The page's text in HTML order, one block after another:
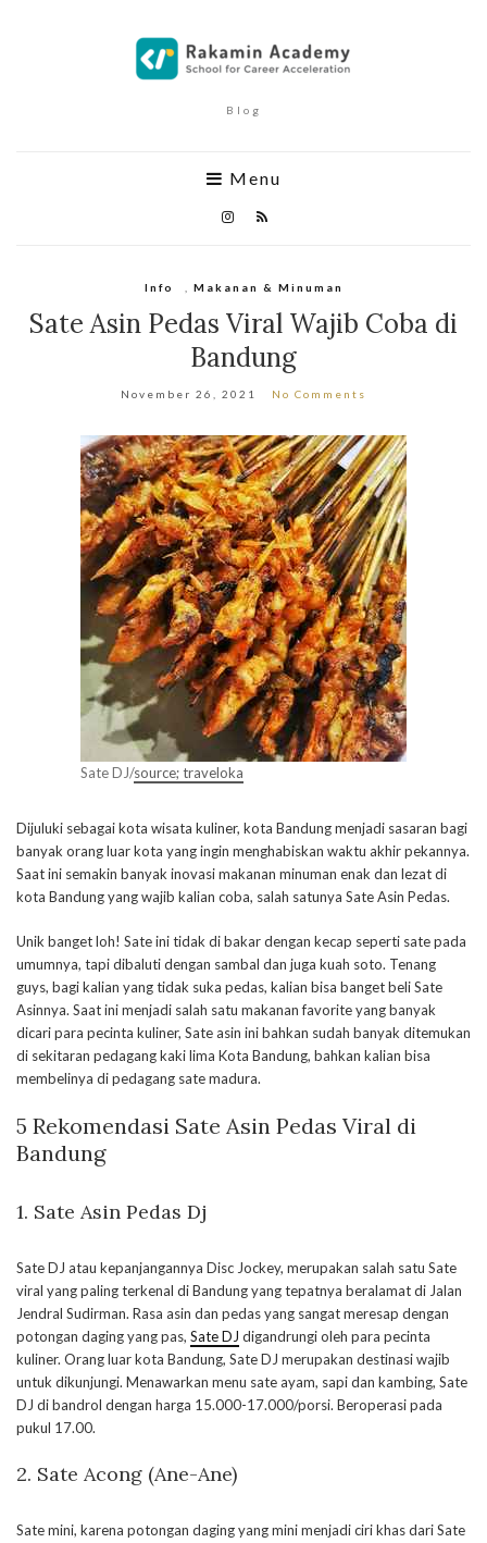
Blog
Menu
Info Makanan & Minuman
Sate Asin Pedas Viral Wajib Coba di
Bandung
November 26, 2021 No Comments
Sate DJ/source; traveloka
Dijuluki sebagai kota wisata kuliner, kota Bandung menjadi sasaran bagi
banyak orang luar kota yang ingin menghabiskan waktu akhir pekannya.
Saat ini semakin banyak inovasi makanan minuman enak dan lezat di
kota Bandung yang wajib kalian coba, salah satunya Sate Asin Pedas.
Unik banget loh! Sate ini tidak di bakar dengan kecap seperti sate pada
umumnya, tapi dibaluti dengan sambal dan juga kuah soto. Tenang
guys, bagi kalian yang tidak suka pedas, kalian bisa banget beli Sate
Asinnya. Saat ini menjadi salah satu makanan favorite yang banyak
dicari para pecinta kuliner, Sate asin ini bahkan sudah banyak ditemukan
di sekitaran pedagang kaki lima Kota Bandung, bahkan kalian bisa
membelinya di pedagang sate madura.
5 Rekomendasi Sate Asin Pedas Viral di
Bandung
1. Sate Asin Pedas Dj
Sate DJ atau kepanjangannya Disc Jockey, merupakan salah satu Sate
viral yang paling terkenal di Bandung yang tepatnya beralamat di Jalan
Jendral Sudirman. Rasa asin dan pedas yang sangat meresap dengan
potongan daging yang pas, Sate DJ digandrungi oleh para pecinta
kuliner. Orang luar kota Bandung, Sate DJ merupakan destinasi wajib
untuk dikunjungi. Menawarkan menu sate ayam, sapi dan kambing, Sate
DJ di bandrol dengan harga 15.000-17.000/porsi. Beroperasi pada
pukul 17.00.
2. Sate Acong (Ane-Ane)
Sate mini, karena potongan daging yang mini menjadi ciri khas dari Sate